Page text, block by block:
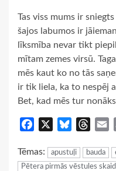
Tas viss mums ir
šajos labumos ir
līksmība nevar tikt
mītam zemes virsū.
mēs kaut ko no tās
ir tik liela, ka to nespēj
Bet, kad mēs tur
Facebook Bluesky
Tēmas: apustuļi bauda
Pētera pirmās vēstules